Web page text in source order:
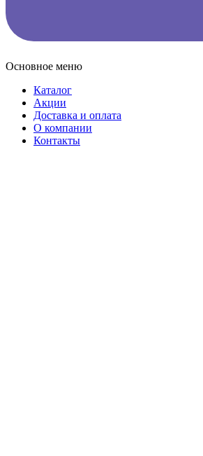
Основное меню
Каталог
Акции
Доставка и оплата
О компании
Контакты